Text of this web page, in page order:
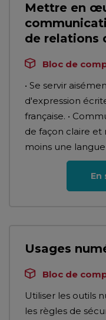
Mettre en
de relations
Bloc de
• Se servir
d'expression
française. •
de façon claire et
moins une
En
Usages
Bloc de
Utiliser les outils
les règles de